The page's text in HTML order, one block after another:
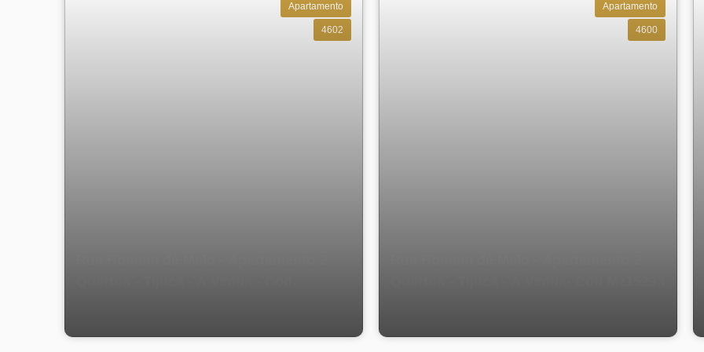
Apartamento
4602
Apartamento
4600